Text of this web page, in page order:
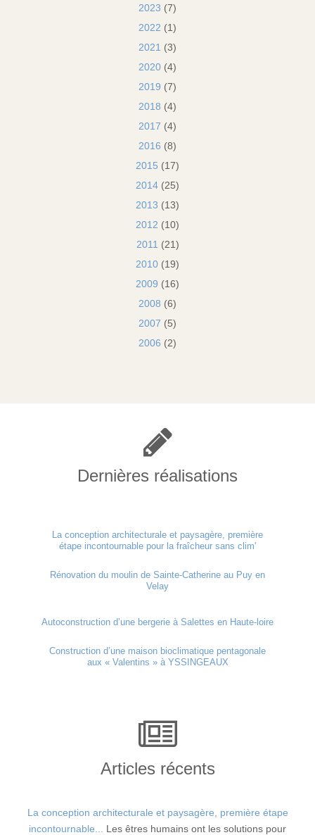
2023 (7)
2022 (1)
2021 (3)
2020 (4)
2019 (7)
2018 (4)
2017 (4)
2016 (8)
2015 (17)
2014 (25)
2013 (13)
2012 (10)
2011 (21)
2010 (19)
2009 (16)
2008 (6)
2007 (5)
2006 (2)
Dernières réalisations
La conception architecturale et paysagère, première
étape incontournable pour la fraîcheur sans clim'
Rénovation du moulin de Sainte-Catherine au Puy en
Velay
Autoconstruction d’une bergerie à Salettes en Haute-loire
Construction d’une maison bioclimatique pentagonale
aux « Valentins » à YSSINGEAUX
Articles récents
La conception architecturale et paysagère, première étape
incontournable...
Les êtres humains ont les solutions pour